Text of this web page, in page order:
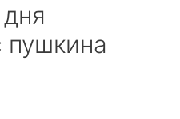
пушкина